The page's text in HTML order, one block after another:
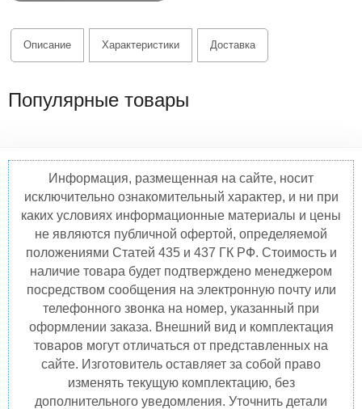
Описание Характеристики Доставка
Популярные товары
Информация, размещенная на сайте, носит
исключительно ознакомительный характер, и ни при
каких условиях информационные материалы и цены
не являются публичной офертой, определяемой
положениями Статей 435 и 437 ГК РФ. Стоимость и
наличие товара будет подтверждено менеджером
посредством сообщения на электронную почту или
телефонного звонка на номер, указанный при
оформлении заказа. Внешний вид и комплектация
товаров могут отличаться от представленных на
сайте. Изготовитель оставляет за собой право
изменять текущую комплектацию, без
дополнительного уведомления. Уточнить детали